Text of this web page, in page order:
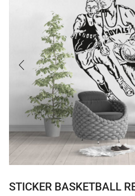
STICKER BASKETBALL